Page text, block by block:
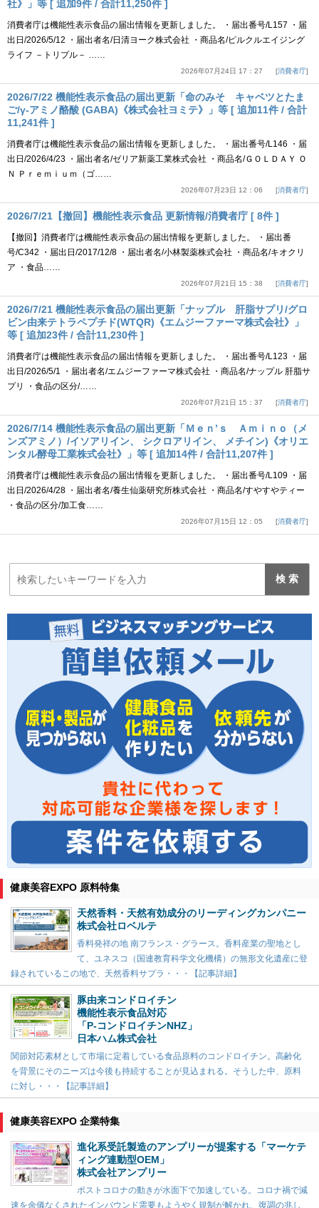
社》」等 [ 追加9件 / 合計11,250件 ]
消費者庁は機能性表示食品の届出情報を更新しました。 ・届出番号/L157 ・届
出日/2026/5/12 ・届出者名/日清ヨーク株式会社 ・商品名/ピルクルエイジング
ライフ －トリプル－ ……
2026年07月24日 17：27 消費者庁
2026/7/22 機能性表示食品の届出更新「命のみそ キャベツとたま
ご/γ-アミノ酪酸 (GABA)《株式会社ヨミテ》」等 [ 追加11件 / 合計
11,241件 ]
消費者庁は機能性表示食品の届出情報を更新しました。 ・届出番号/L146 ・届
出日/2026/4/23 ・届出者名/ゼリア新薬工業株式会社 ・商品名/ＧＯＬＤＡＹ Ｏ
Ｎ Ｐｒｅｍｉｕｍ（ゴ……
2026年07月23日 12：06 消費者庁
2026/7/21【撤回】機能性表示食品 更新情報/消費者庁 [ 8件 ]
【撤回】消費者庁は機能性表示食品の届出情報を更新しました。 ・届出番
号/C342 ・届出日/2017/12/8 ・届出者名/小林製薬株式会社 ・商品名/キオクリ
ア ・食品……
2026年07月21日 15：38 消費者庁
2026/7/21 機能性表示食品の届出更新「ナップル 肝脂サプリ/グロ
ビン由来テトラペプチド(WTQR)《エムジーファーマ株式会社》」
等 [ 追加23件 / 合計11,230件 ]
消費者庁は機能性表示食品の届出情報を更新しました。 ・届出番号/L123 ・届
出日/2026/5/1 ・届出者名/エムジーファーマ株式会社 ・商品名/ナップル 肝脂サ
プリ ・食品の区分/……
2026年07月21日 15：37 消費者庁
2026/7/14 機能性表示食品の届出更新「Ｍｅｎ’ｓ Ａｍｉｎｏ（メ
ンズアミノ）/イソアリイン、 シクロアリイン、 メチイン)《オリエ
ンタル酵母工業株式会社》」等 [ 追加14件 / 合計11,207件 ]
消費者庁は機能性表示食品の届出情報を更新しました。 ・届出番号/L109 ・届
出日/2026/4/28 ・届出者名/養生仙薬研究所株式会社 ・商品名/すやすやティー
・食品の区分/加工食……
2026年07月15日 12：05 消費者庁
健康美容EXPO 原料特集
天然香料・天然有効成分のリーディングカンパニー
株式会社ロベルテ
香料発祥の地 南フランス・グラース。香料産業の聖地とし
て、ユネスコ（国連教育科学文化機構）の無形文化遺産に登
録されているこの地で、天然香料サプラ・・・【記事詳細】
豚由来コンドロイチン
機能性表示食品対応
「P-コンドロイチンNHZ」
日本ハム株式会社
関節対応素材として市場に定着している食品原料のコンドロイチン。高齢化
を背景にそのニーズは今後も持続することが見込まれる。そうした中、原料
に対し・・・【記事詳細】
健康美容EXPO 企業特集
進化系受託製造のアンプリーが提案する「マーケテ
ィング連動型OEM」
株式会社アンプリー
ポストコロナの動きが水面下で加速している。コロナ禍で減
速を余儀なくされたインバウンド需要もようやく規制が解かれ、復調の兆し